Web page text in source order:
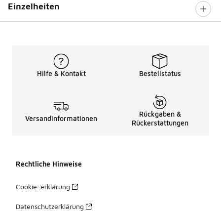
Einzelheiten
Hilfe & Kontakt Bestellstatus
Versandinformationen
Rückgaben &
Rückerstattungen
Rechtliche Hinweise
Cookie-erklärung
Datenschutzerklärung